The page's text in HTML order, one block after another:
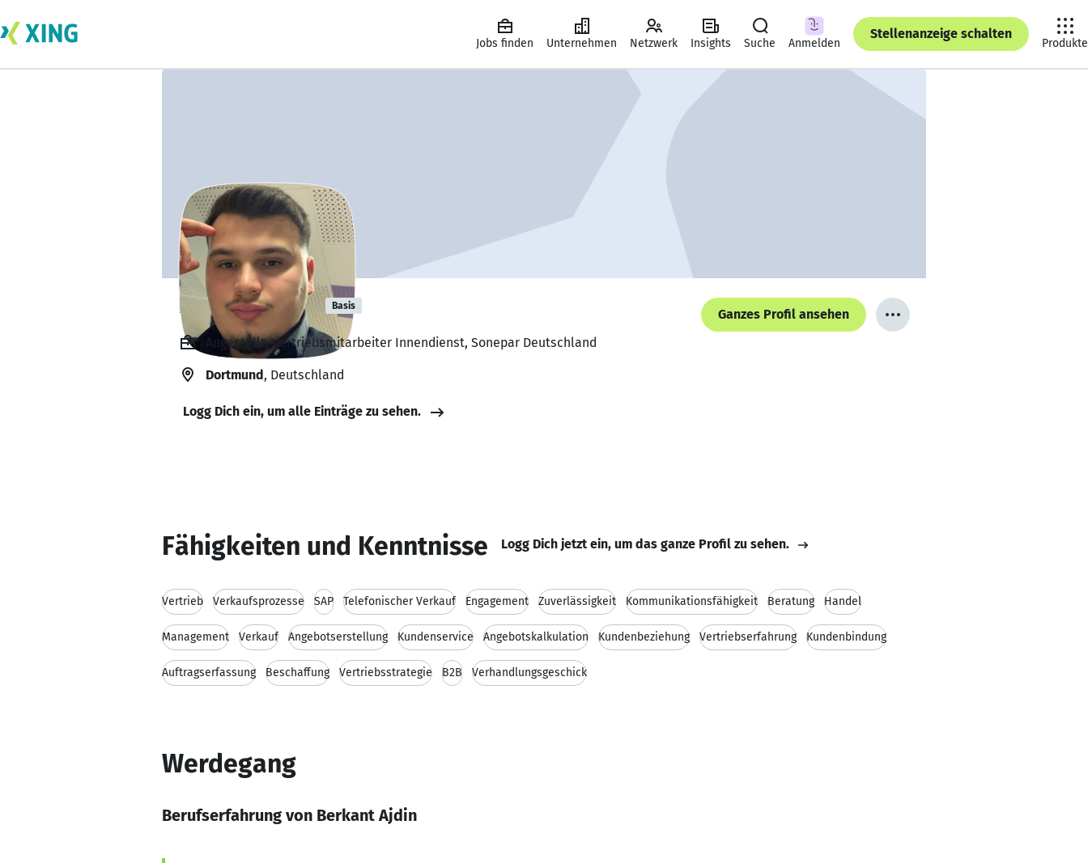
Jobs finden Unternehmen Netzwerk Insights Suche Anmelden
Stellenanzeige schalten
Produkte
Berkant Ajdin Basis
Ganzes Profil ansehen
Angestellt, Vertriebsmitarbeiter Innendienst, Sonepar Deutschland
Dortmund, Deutschland
Logg Dich ein, um alle Einträge zu sehen.
Fähigkeiten und Kenntnisse Logg Dich jetzt ein, um das ganze Profil zu sehen.
Vertrieb Verkaufsprozesse SAP Telefonischer Verkauf Engagement Zuverlässigkeit Kommunikationsfähigkeit Beratung Handel
Management Verkauf Angebotserstellung Kundenservice Angebotskalkulation Kundenbeziehung Vertriebserfahrung Kundenbindung
Auftragserfassung Beschaffung Vertriebsstrategie B2B Verhandlungsgeschick
Werdegang
Berufserfahrung von Berkant Ajdin